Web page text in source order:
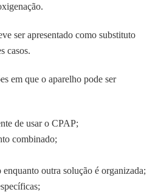
ser apresentado como substituto
casos.
em que o aparelho pode ser
de usar o CPAP;
combinado;
outra solução é organizada;